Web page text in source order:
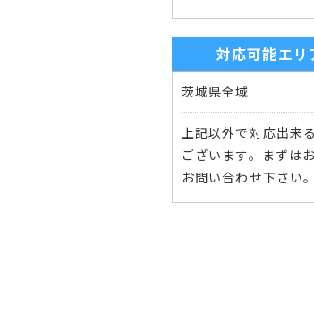
対応可能エリ
茨城県全域
上記以外で対応出来
ございます。まずは
お問い合わせ下さい。